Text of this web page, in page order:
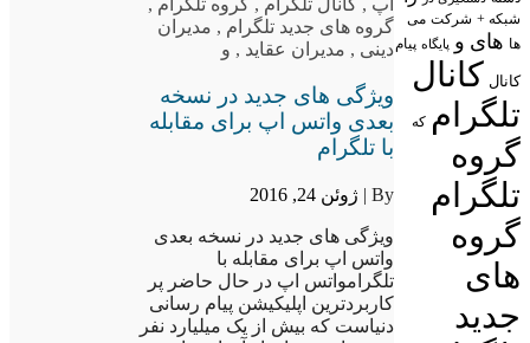
شبکه + شرکت می
ها های و پایگاه پیام
کانال کانال
تلگرام که
گروه
تلگرام
گروه
های
جدید
آپ , کانال تلگرام , گروه تلگرام ,
گروه های جدید تلگرام , مدیران
دینی , مدیران عقاید , و
ویژگی های جدید در نسخه
بعدی واتس اپ برای مقابله
با تلگرام
By | ژوئن 24, 2016
ویژگی های جدید در نسخه بعدی
واتس اپ برای مقابله با
تلگرامواتس اپ در حال حاضر پر
کاربردترین اپلیکیشن پیام رسانی
دنیاست که بیش از یک میلیارد نفر